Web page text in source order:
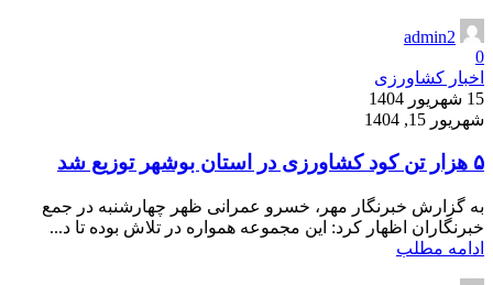
admin2
0
اخبار کشاورزی
15 شهریور 1404
شهریور 15, 1404
۵ هزار تن کود کشاورزی در استان بوشهر توزیع شد
به گزارش خبرنگار مهر، خسرو عمرانی ظهر چهارشنبه در جمع
خبرنگاران اظهار کرد: این مجموعه همواره در تلاش بوده تا د...
ادامه مطلب